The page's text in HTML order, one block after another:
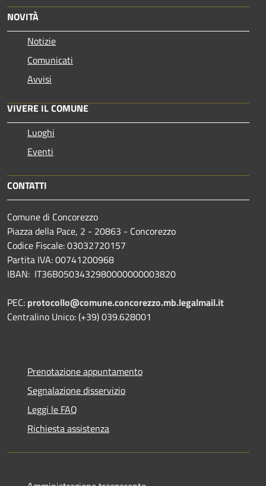
NOVITÀ
Notizie
Comunicati
Avvisi
VIVERE IL COMUNE
Luoghi
Eventi
CONTATTI
Comune di Concorezzo
Piazza della Pace, 2 - 20863 - Concorezzo
Codice Fiscale: 03032720157
Partita IVA: 00741200968
IBAN: IT36B0503432980000000003820
PEC: protocollo@comune.concorezzo.mb.legalmail.it
Centralino Unico: (+39) 039.628001
Prenotazione appuntamento
Segnalazione disservizio
Leggi le FAQ
Richiesta assistenza